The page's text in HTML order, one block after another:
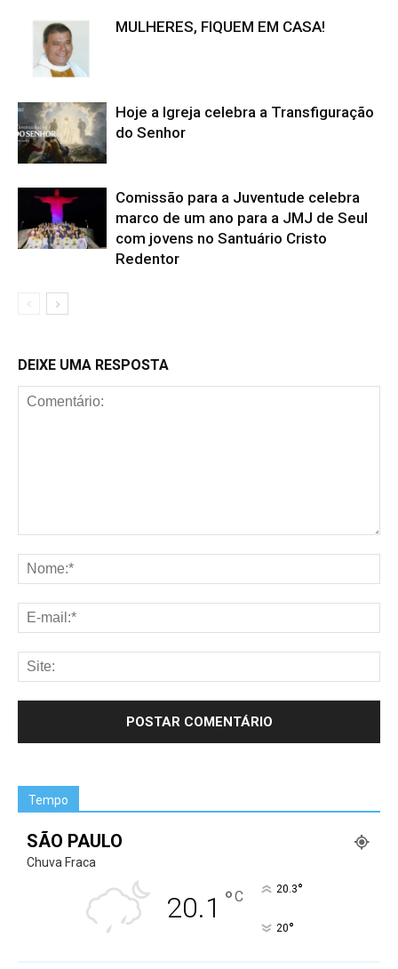
MULHERES, FIQUEM EM CASA!
Hoje a Igreja celebra a Transfiguração
do Senhor
Comissão para a Juventude celebra
marco de um ano para a JMJ de Seul
com jovens no Santuário Cristo
Redentor
DEIXE UMA RESPOSTA
Tempo
SÃO PAULO
Chuva Fraca
20.1 °C 20.3°
20°